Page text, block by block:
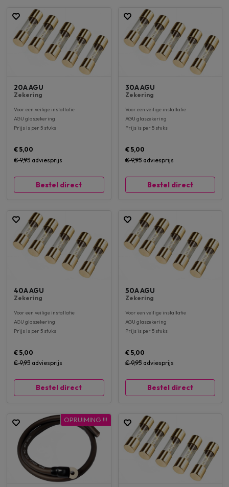
20A AGU
Zekering
Voor een veilige installatie
AGU glaszekering
Prijs is per 5 stuks
€ 5,00
€ 9,95 adviesprijs
Bestel direct
30A AGU
Zekering
Voor een veilige installatie
AGU glaszekering
Prijs is per 5 stuks
€ 5,00
€ 9,95adviesprijs
Bestel direct
40A AGU
Zekering
Voor een veilige installatie
AGU glaszekering
Prijs is per 5 stuks
€ 5,00
€ 9,95 adviesprijs
Bestel direct
50A AGU
Zekering
Voor een veilige installatie
AGU glaszekering
Prijs is per 5 stuks
€ 5,00
€ 9,95adviesprijs
Bestel direct
OPRUIMING !!!